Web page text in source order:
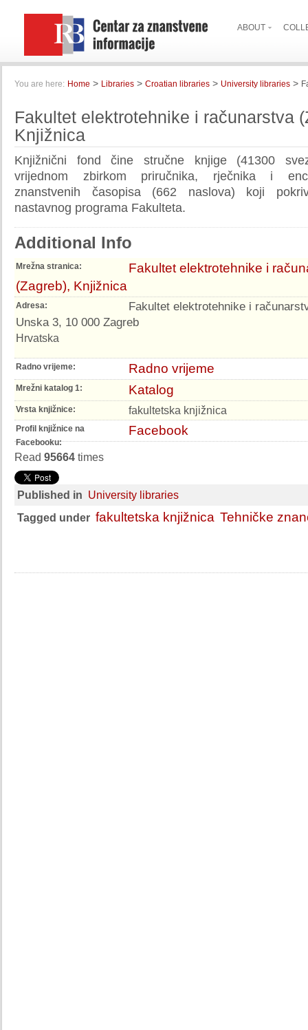
ABOUT
You are here: Home > Libraries > Croatian libraries > University libraries >
Fakultet elektrotehnike i računarstva
Knjižnica
Knjižnični fond čine stručne knjige (41300
vrijednom zbirkom priručnika, rječnika i
znanstvenih časopisa (662 naslova) koji
nastavnog programa Fakulteta.
Additional Info
Mrežna stranica:
Fakultet elektrotehnike i
(Zagreb), Knjižnica
Adresa:
Fakultet elektrotehnike i
Unska 3, 10 000 Zagreb
Hrvatska
Radno vrijeme: Radno vrijeme
Mrežni katalog 1: Katalog
Vrsta knjižnice: fakultetska knjižnica
Profil knjižnice na
Facebooku:
Facebook
Read 95664 times
Published in University libraries
Tagged under fakultetska knjižnica Tehničke